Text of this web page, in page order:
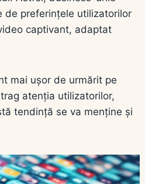
de preferințele utilizatorilor
captivant, adaptat
mai ușor de urmărit pe
atenția utilizatorilor,
tendință se va menține și